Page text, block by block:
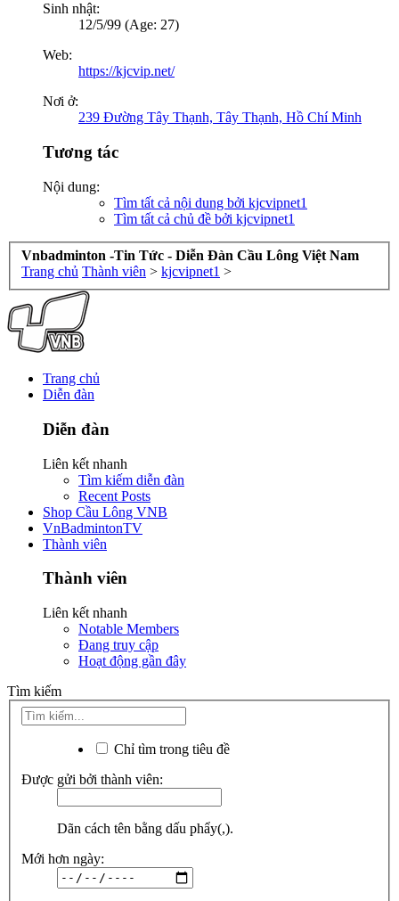
Sinh nhật:
12/5/99 (Age: 27)
Web:
https://kjcvip.net/
Nơi ở:
239 Đường Tây Thạnh, Tây Thạnh, Hồ Chí Minh
Tương tác
Nội dung:
Tìm tất cả nội dung bởi kjcvipnet1
Tìm tất cả chủ đề bởi kjcvipnet1
Vnbadminton -Tin Tức - Diễn Đàn Cầu Lông Việt Nam
Trang chủ Thành viên > kjcvipnet1 >
Trang chủ
Diễn đàn
Diễn đàn
Liên kết nhanh
Tìm kiếm diễn đàn
Recent Posts
Shop Cầu Lông VNB
VnBadmintonTV
Thành viên
Thành viên
Liên kết nhanh
Notable Members
Đang truy cập
Hoạt động gần đây
Tìm kiếm
Chỉ tìm trong tiêu đề
Được gửi bởi thành viên:
Dãn cách tên bằng dấu phẩy(,).
Mới hơn ngày: